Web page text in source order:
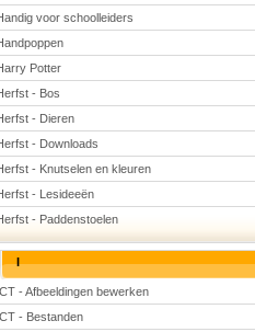
voor schoolleiders
Potter
- Bos
- Dieren
- Downloads
- Knutselen en kleuren
- Lesideeën
- Paddenstoelen
I
- Afbeeldingen bewerken
- Bestanden